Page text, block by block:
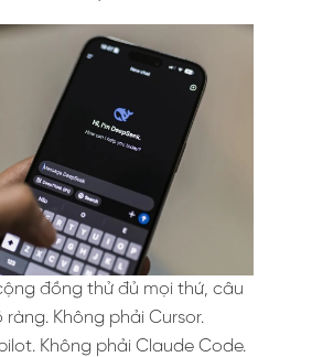
đồng thử đủ mọi thứ, câu
Không phải Cursor.
Không phải Claude Code.